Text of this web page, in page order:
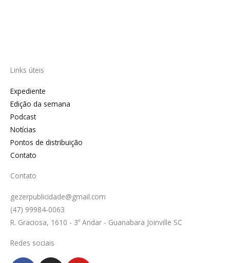
Links úteis
Expediente
Edição da semana
Podcast
Notícias
Pontos de distribuição
Contato
Contato
gezerpublicidade@gmail.com
(47) 99984-0063
R. Graciosa, 1610 - 3º Andar - Guanabara Joinville SC
Redes sociais